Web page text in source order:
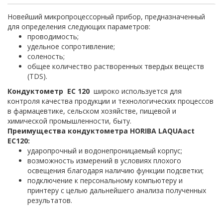
Новейший микропроцессорный прибор, предназначенный
для определения следующих параметров:
проводимость;
удельное сопротивление;
соленость;
общее количество растворенных твердых веществ
(TDS).
Кондуктометр EC 120 широко используется для
контроля качества продукции и технологических процессов
в фармацевтике, сельском хозяйстве, пищевой и
химической промышленности, быту.
Преимущества кондуктометра HORIBA LAQUAact
EC120:
ударопрочный и водонепроницаемый корпус;
возможность измерений в условиях плохого
освещения благодаря наличию функции подсветки;
подключение к персональному компьютеру и
принтеру с целью дальнейшего анализа полученных
результатов.